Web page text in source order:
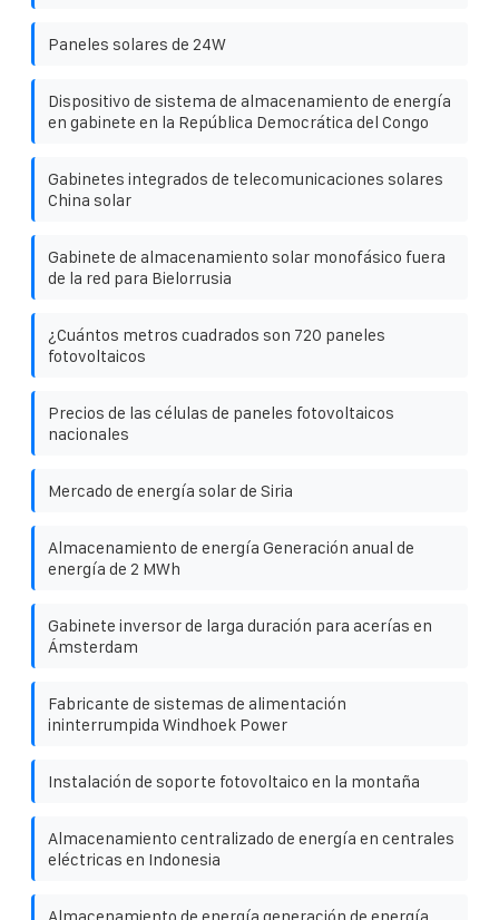
Paneles solares de 24W
Dispositivo de sistema de almacenamiento de energía
en gabinete en la República Democrática del Congo
Gabinetes integrados de telecomunicaciones solares
China solar
Gabinete de almacenamiento solar monofásico fuera
de la red para Bielorrusia
¿Cuántos metros cuadrados son 720 paneles
fotovoltaicos
Precios de las células de paneles fotovoltaicos
nacionales
Mercado de energía solar de Siria
Almacenamiento de energía Generación anual de
energía de 2 MWh
Gabinete inversor de larga duración para acerías en
Ámsterdam
Fabricante de sistemas de alimentación
ininterrumpida Windhoek Power
Instalación de soporte fotovoltaico en la montaña
Almacenamiento centralizado de energía en centrales
eléctricas en Indonesia
Almacenamiento de energía generación de energía